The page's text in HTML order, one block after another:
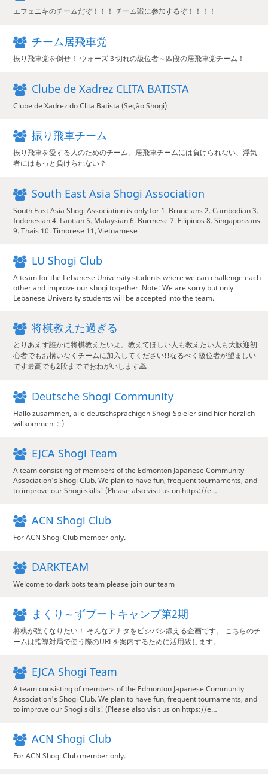
エフェニキのチームだぞ！！！ チーム戦に参加するぞ！！！！
チーム居飛車党
振り飛車党を倒せ！ ウォーズ３切れの級位者～四段の居飛車党チーム！
Clube de Xadrez CLITA BATISTA
Clube de Xadrez do Clita Batista (Seção Shogi)
振り飛車チーム
振り飛車を愛する人のためのチーム。居飛車チームには負けられない、浮気
者にはもっと負けられない？
South East Asia Shogi Association
South East Asia Shogi Association is only for 1. Bruneians 2. Cambodian 3.
Indonesian 4. Laotian 5. Malaysian 6. Burmese 7. Filipinos 8. Singaporeans
9. Thais 10. Timorese 11, Vietnamese
LU Shogi Club
A team for the Lebanese University students where we can challenge each
other and improve our shogi together. Note: We are sorry but only
Lebanese University students will be accepted into the team.
将棋教えた過ぎる
とりあえず誰かに将棋教えたいよ。教えてほしい人も教えたい人も大歓迎初
心者でもお構いなくチームに加入してください!!なるべく級位者が望ましい
です最高でも2段まででおねがいします🙇
Deutsche Shogi Community
Hallo zusammen, alle deutschsprachigen Shogi-Spieler sind hier herzlich
willkommen. :-)
EJCA Shogi Team
A team consisting of members of the Edmonton Japanese Community
Association's Shogi Club. We plan to have fun, frequent tournaments, and
to improve our Shogi skills! (Please also visit us on https://e…
ACN Shogi Club
For ACN Shogi Club member only.
DARKTEAM
Welcome to dark bots team please join our team
まくり～ずブートキャンプ第2期
将棋が強くなりたい！ そんなアナタをビシバシ鍛える企画です。 こちらのチ
ームは指導対局で使う際のURLを案内するために活用致します。
EJCA Shogi Team
A team consisting of members of the Edmonton Japanese Community
Association's Shogi Club. We plan to have fun, frequent tournaments, and
to improve our Shogi skills! (Please also visit us on https://e…
ACN Shogi Club
For ACN Shogi Club member only.